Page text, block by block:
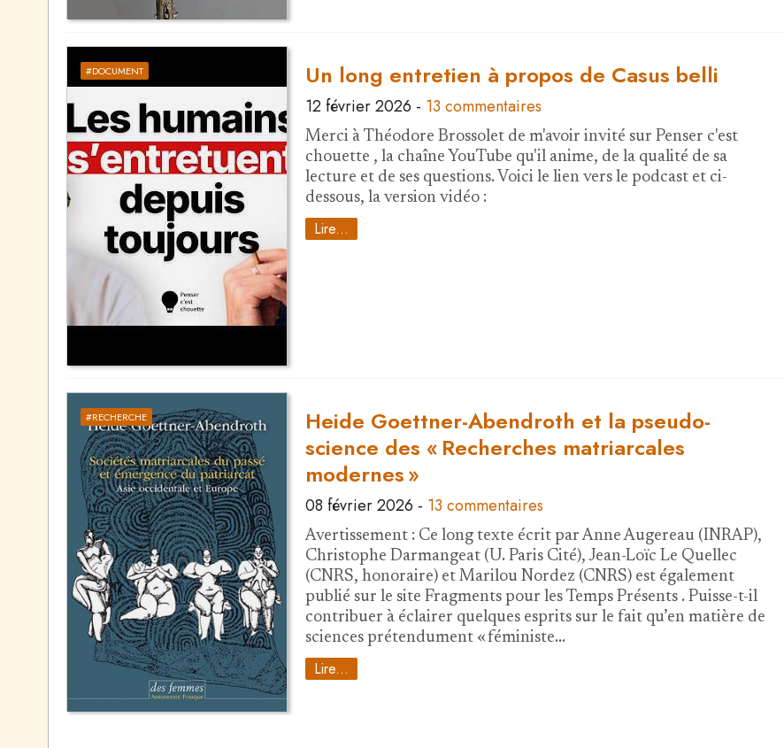
#DOCUMENT Un long entretien à propos de Casus belli
12 février 2026 - 13 commentaires
Merci à Théodore Brossolet de m'avoir invité sur Penser c'est
chouette , la chaîne YouTube qu'il anime, de la qualité de sa
lecture et de ses questions. Voici le lien vers le podcast et ci-
dessous, la version vidéo :
Lire...
#RECHERCHE
Heide Goettner-Abendroth et la pseudo-
science des « Recherches matriarcales
modernes »
08 février 2026 - 13 commentaires
Avertissement : Ce long texte écrit par Anne Augereau (INRAP),
Christophe Darmangeat (U. Paris Cité), Jean-Loïc Le Quellec
(CNRS, honoraire) et Marilou Nordez (CNRS) est également
publié sur le site Fragments pour les Temps Présents . Puisse-t-il
contribuer à éclairer quelques esprits sur le fait qu’en matière de
sciences prétendument « féministe…
Lire...